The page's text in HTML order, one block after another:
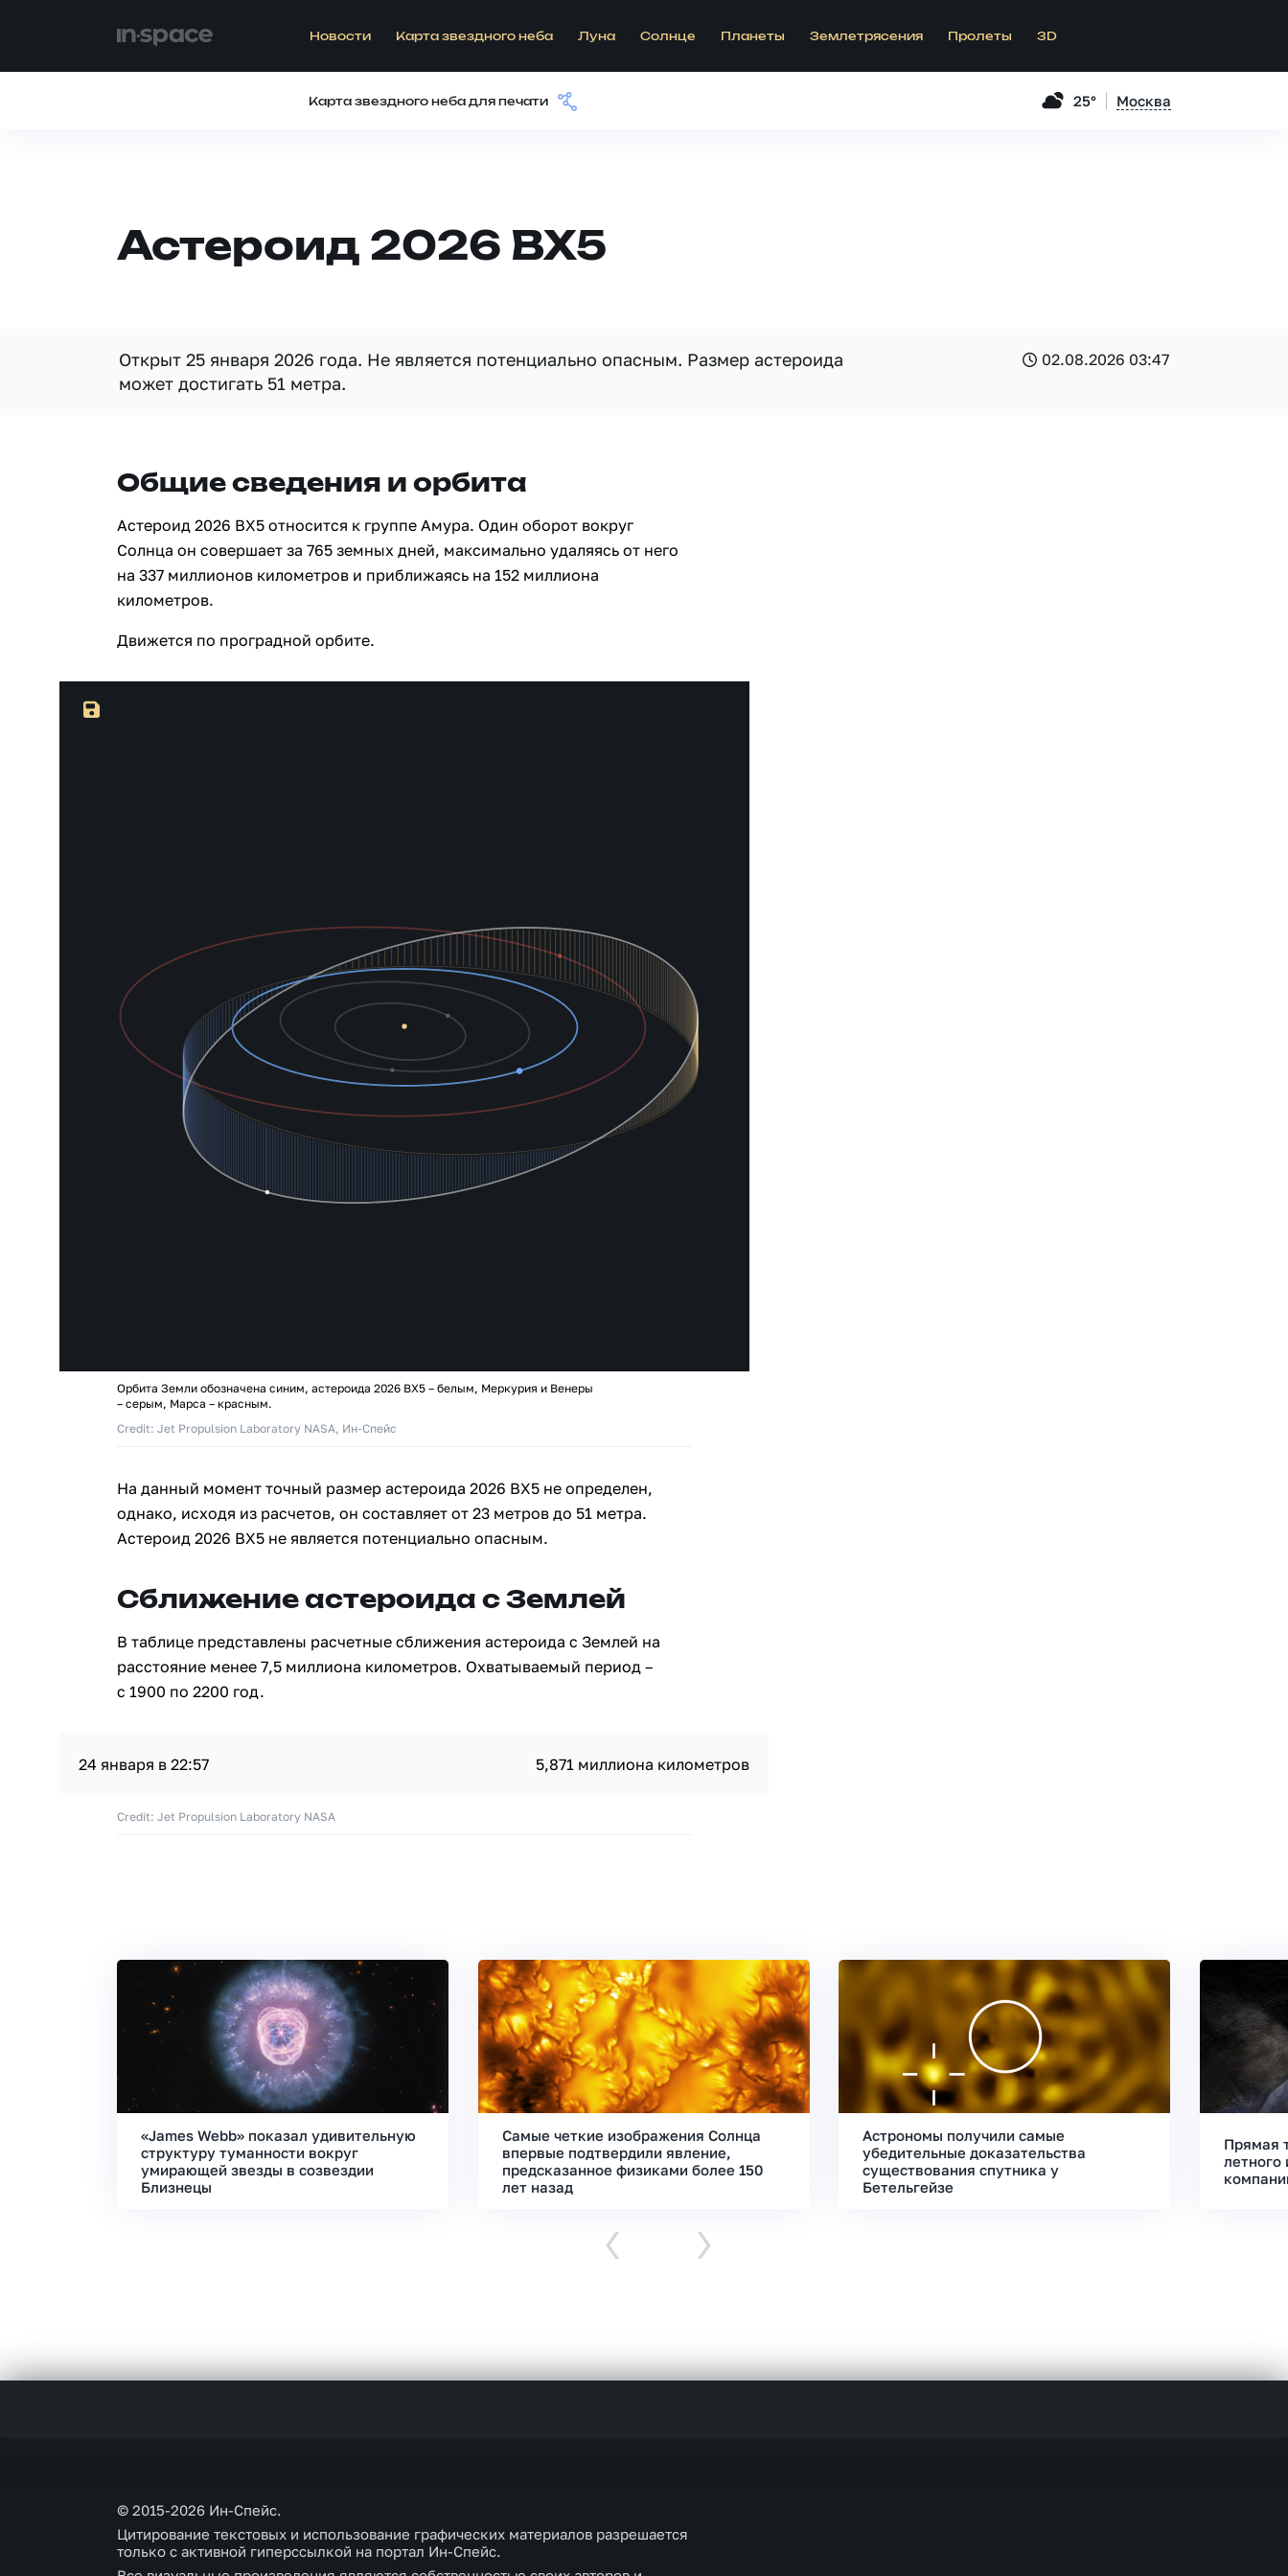
Новости Карта звездного неба Луна Солнце Планеты Землетрясения Пролеты 3D
Карта звездного неба для печати 25° Москва
Астероид 2026 BX5
Открыт 25 января 2026 года. Не является потенциально опасным. Размер астероида
может достигать 51 метра.
02.08.2026 03:47
Общие сведения и орбита
Астероид 2026 BX5 относится к группе Амура. Один оборот вокруг
Солнца он совершает за 765 земных дней, максимально удаляясь от него
на 337 миллионов километров и приближаясь на 152 миллиона
километров.
Движется по проградной орбите.
Орбита Земли обозначена синим, астероида 2026 BX5 – белым, Меркурия и Венеры
– серым, Марса – красным.
Credit: Jet Propulsion Laboratory NASA, Ин-Спейс
На данный момент точный размер астероида 2026 BX5 не определен,
однако, исходя из расчетов, он составляет от 23 метров до 51 метра.
Астероид 2026 BX5 не является потенциально опасным.
Сближение астероида с Землей
В таблице представлены расчетные сближения астероида с Землей на
расстояние менее 7,5 миллиона километров. Охватываемый период –
с 1900 по 2200 год.
24 января в 22:57 5,871 миллиона километров
Credit: Jet Propulsion Laboratory NASA
«James Webb» показал удивительную
структуру туманности вокруг
умирающей звезды в созвездии
Близнецы
Самые четкие изображения Солнца
впервые подтвердили явление,
предсказанное физиками более 150
лет назад
Астрономы получили самые
убедительные доказательства
существования спутника у
Бетельгейзе
Прямая
летного
‹ ›
© 2015-2026 Ин-Спейс.
Цитирование текстовых и использование графических материалов разрешается
только с активной гиперссылкой на портал Ин-Спейс.